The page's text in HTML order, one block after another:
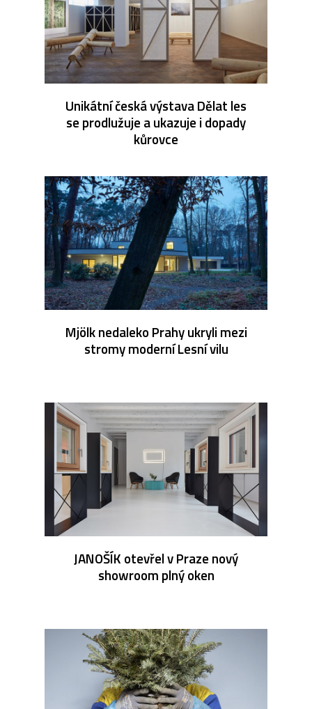
Unikátní česká výstava Dělat les
se prodlužuje a ukazuje i dopady
kůrovce
Mjölk nedaleko Prahy ukryli mezi
stromy moderní Lesní vilu
JANOŠÍK otevřel v Praze nový
showroom plný oken